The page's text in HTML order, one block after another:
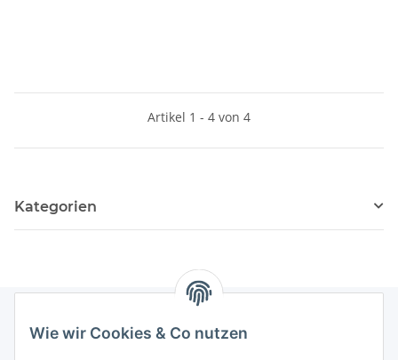
Artikel 1 - 4 von 4
Kategorien
Wie wir Cookies & Co nutzen